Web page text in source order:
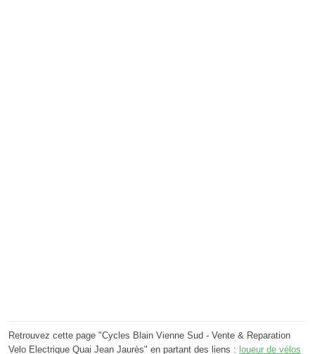
Retrouvez cette page "Cycles Blain Vienne Sud - Vente & Reparation
Velo Electrique Quai Jean Jaurès" en partant des liens : loueur de vélos